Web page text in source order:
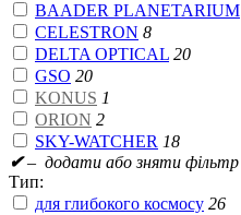
BAADER PLANETARIUM
CELESTRON 8
DELTA OPTICAL 20
GSO 20
KONUS 1
ORION 2
SKY-WATCHER 18
✔– додати або зняти фільтр
Тип:
для глибокого космосу 26